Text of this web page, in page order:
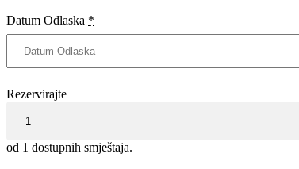
Datum Odlaska *
Rezervirajte
od 1 dostupnih smještaja.